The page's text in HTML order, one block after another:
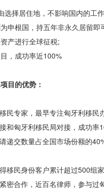
选择居住地，不影响国内的工
申根国，持五年非永久居留即
产进行全球征税;
，成功率近100%
目的优势：
民专家，最早专注匈牙利移民
和匈牙利移民局对接，成功率
递交数量占全国市场份额的
移民身份客户累计超过500组家
密合作，近百名律师，参与过